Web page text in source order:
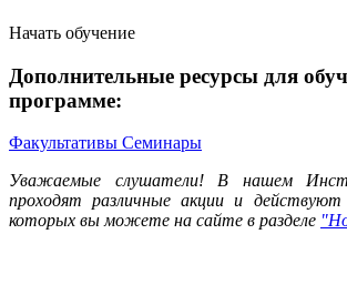
Начать обучение
Дополнительные ресурсы для
программе:
Факультативы Семинары
Уважаемые слушатели! В нашем
проходят различные акции и действуют
которых вы можете на сайте в разделе